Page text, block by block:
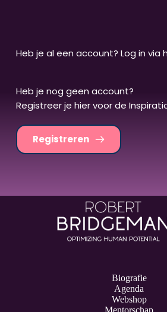
Heb je al een account? Log in via
Heb je nog geen account?
Registreer je hier voor de
Registreren
Biografie
Agenda
Webshop